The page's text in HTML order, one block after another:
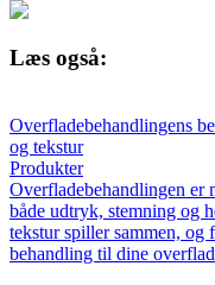
Læs også:
Overfladebehandlingens
og tekstur
Produkter
Overfladebehandlingen er
både udtryk, stemning og
tekstur spiller sammen,
behandling til dine